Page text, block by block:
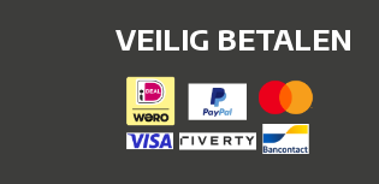
VEILIG BETALEN